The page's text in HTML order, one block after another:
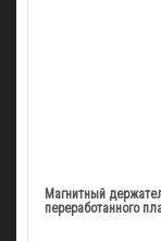
Магнитный
переработанного